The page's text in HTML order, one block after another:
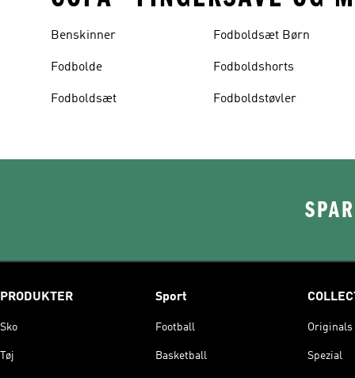
Benskinner
Fodbolde
Fodboldsæt
Fodboldsæt Børn
Fodboldshorts
Fodboldstøvler
PRODUKTER
Sko
Tøj
Sport
Football
Basketball
Originals
Spezial